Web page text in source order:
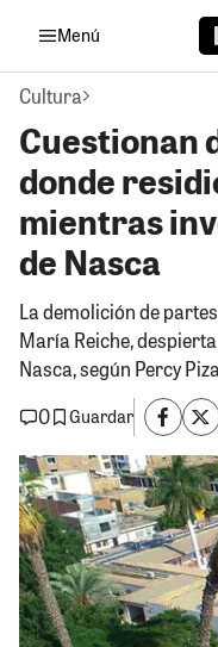
Menú
Cultura
Cuestionan
donde
mientras
de Nasca
La demolición de
María Reiche,
Nasca, según Percy
0
Guardar